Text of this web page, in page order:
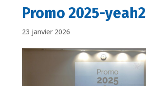
Promo 2025-yeah2
23 janvier 2026